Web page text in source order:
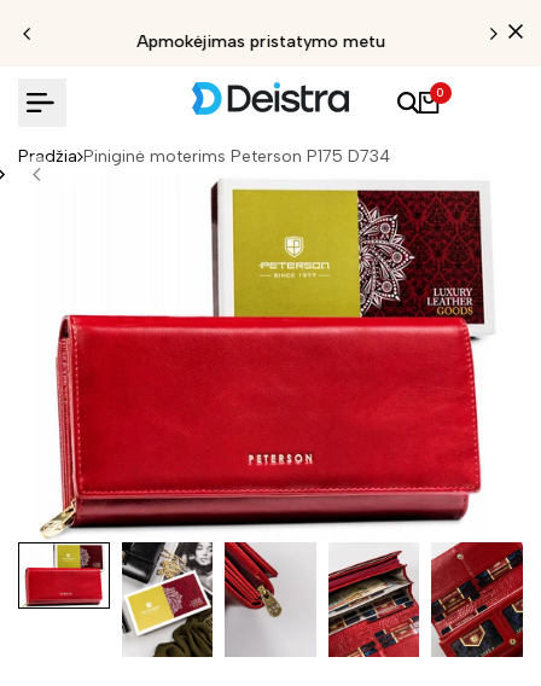
Apmokėjimas pristatymo metu
0
Pradžia Piniginė moterims Peterson P175 D734